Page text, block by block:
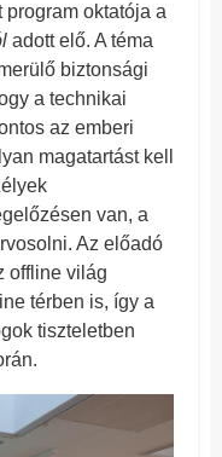
program oktatója a
adott elő. A téma
biztonsági
a technikai
az emberi
magatartást kell
van, a
Az előadó
offline világ
térben is, így a
tiszteletben